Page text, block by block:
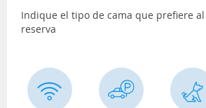
Indique el tipo de cama que prefiere
reserva